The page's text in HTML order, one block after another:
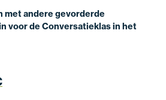
met andere gevorderde
voor de Conversatieklas in het